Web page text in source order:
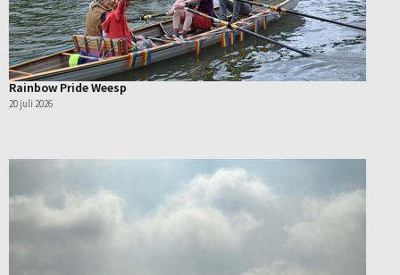
Rainbow Pride Weesp
20 juli 2026